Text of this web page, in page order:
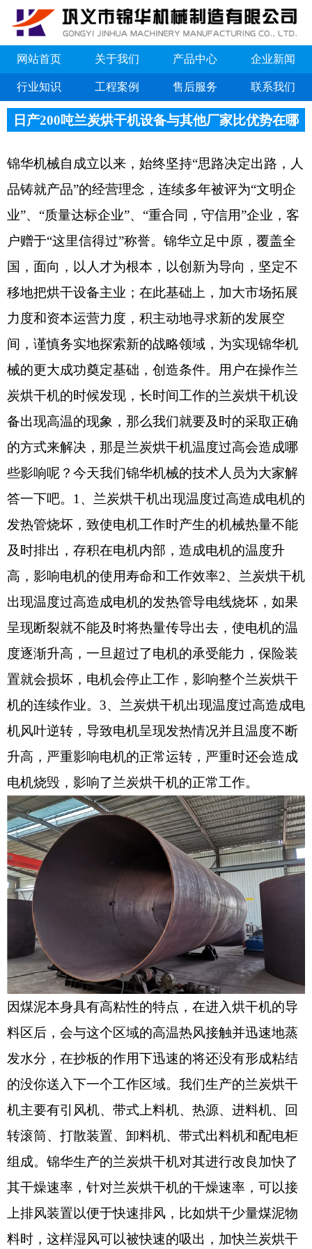
网站首页 关于我们 产品中心 企业新闻
行业知识 工程案例 售后服务 联系我们
日产200吨兰炭烘干机设备与其他厂家比优势在哪
锦华机械自成立以来，始终坚持“思路决定出路，人
品铸就产品”的经营理念，连续多年被评为“文明企
业”、“质量达标企业”、“重合同，守信用”企业，客
户赠于“这里信得过”称誉。锦华立足中原，覆盖全
国，面向，以人才为根本，以创新为导向，坚定不
移地把烘干设备主业；在此基础上，加大市场拓展
力度和资本运营力度，积主动地寻求新的发展空
间，谨慎务实地探索新的战略领域，为实现锦华机
械的更大成功奠定基础，创造条件。用户在操作兰
炭烘干机的时候发现，长时间工作的兰炭烘干机设
备出现高温的现象，那么我们就要及时的采取正确
的方式来解决，那是兰炭烘干机温度过高会造成哪
些影响呢？今天我们锦华机械的技术人员为大家解
答一下吧。1、兰炭烘干机出现温度过高造成电机的
发热管烧坏，致使电机工作时产生的机械热量不能
及时排出，存积在电机内部，造成电机的温度升
高，影响电机的使用寿命和工作效率2、兰炭烘干机
出现温度过高造成电机的发热管导电线烧坏，如果
呈现断裂就不能及时将热量传导出去，使电机的温
度逐渐升高，一旦超过了电机的承受能力，保险装
置就会损坏，电机会停止工作，影响整个兰炭烘干
机的连续作业。3、兰炭烘干机出现温度过高造成电
机风叶逆转，导致电机呈现发热情况并且温度不断
升高，严重影响电机的正常运转，严重时还会造成
电机烧毁，影响了兰炭烘干机的正常工作。
因煤泥本身具有高粘性的特点，在进入烘干机的导
料区后，会与这个区域的高温热风接触并迅速地蒸
发水分，在抄板的作用下迅速的将还没有形成粘结
的没你送入下一个工作区域。我们生产的兰炭烘干
机主要有引风机、带式上料机、热源、进料机、回
转滚筒、打散装置、卸料机、带式出料机和配电柜
组成。锦华生产的兰炭烘干机对其进行改良加快了
其干燥速率，针对兰炭烘干机的干燥速率，可以接
上排风装置以便于快速排风，比如烘干少量煤泥物
料时，这样湿风可以被快速的吸出，加快兰炭烘干